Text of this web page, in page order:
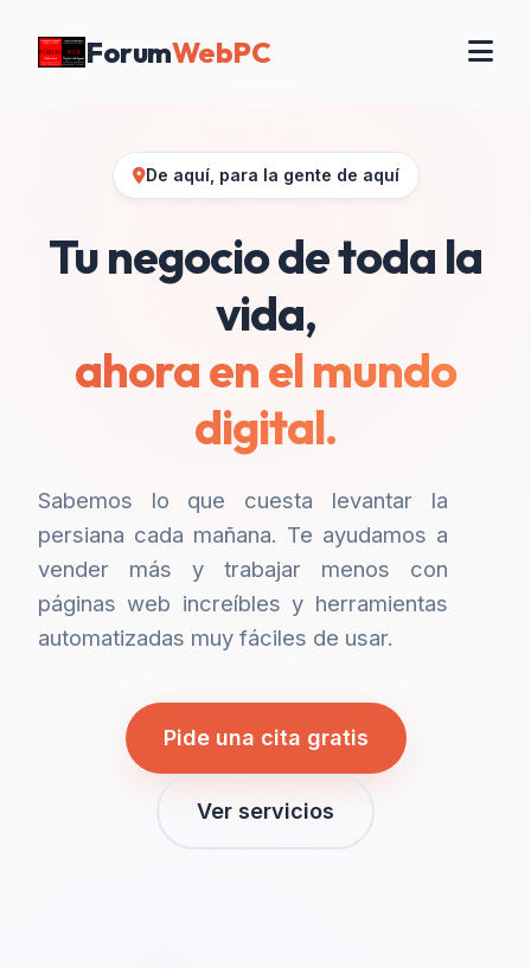
ForumWebPC
De aquí, para la gente de aquí
Tu negocio de toda la
vida,
ahora en el mundo
digital.
Sabemos lo que cuesta levantar la
persiana cada mañana. Te ayudamos a
vender más y trabajar menos con
páginas web increíbles y herramientas
automatizadas muy fáciles de usar.
Pide una cita gratis
Ver servicios